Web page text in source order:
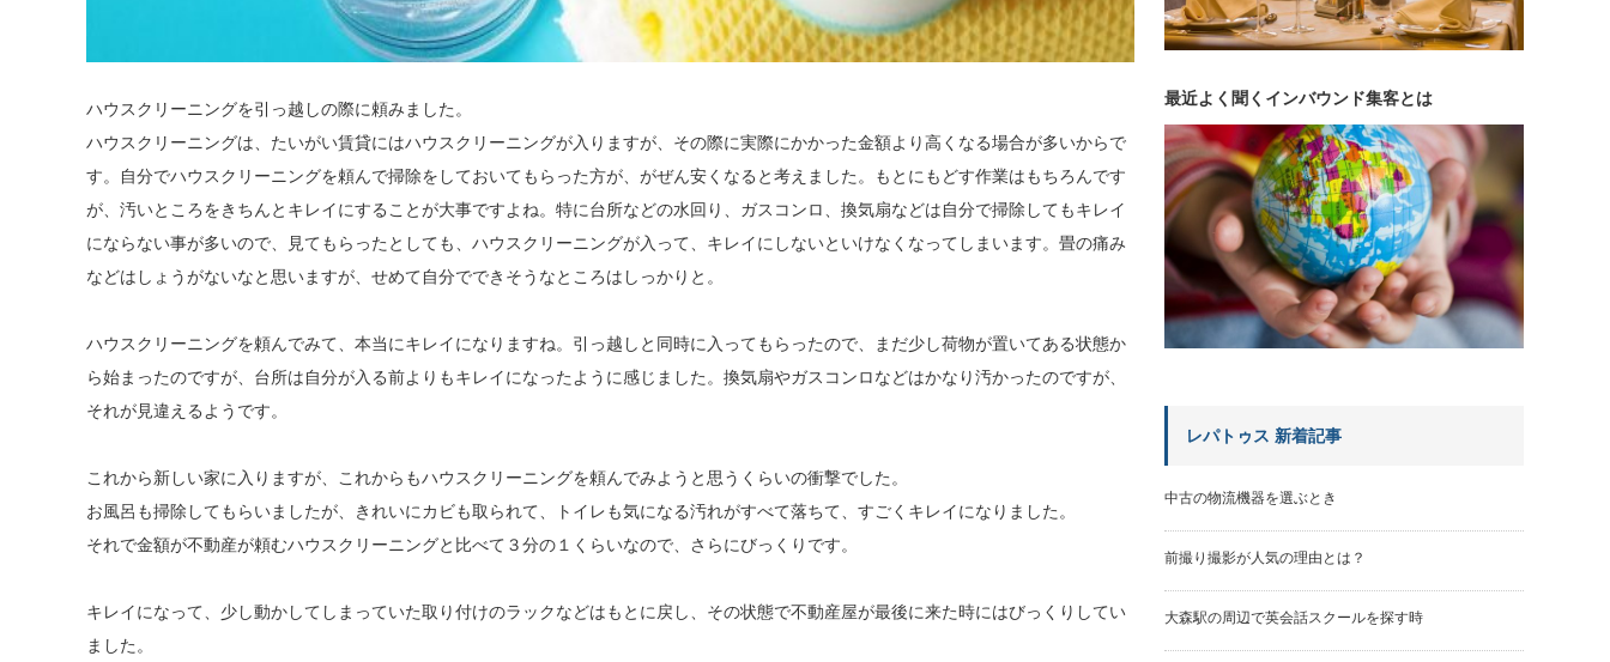
ハウスクリーニングを引っ越しの際に頼みました。
ハウスクリーニングは、たいがい賃貸にはハウスクリーニングが入りますが、その際に実際にかかった金額より高くなる場合が多いからで
す。自分でハウスクリーニングを頼んで掃除をしておいてもらった方が、がぜん安くなると考えました。もとにもどす作業はもちろんです
が、汚いところをきちんとキレイにすることが大事ですよね。特に台所などの水回り、ガスコンロ、換気扇などは自分で掃除してもキレイ
にならない事が多いので、見てもらったとしても、ハウスクリーニングが入って、キレイにしないといけなくなってしまいます。畳の痛み
などはしょうがないなと思いますが、せめて自分でできそうなところはしっかりと。
ハウスクリーニングを頼んでみて、本当にキレイになりますね。引っ越しと同時に入ってもらったので、まだ少し荷物が置いてある状態か
ら始まったのですが、台所は自分が入る前よりもキレイになったように感じました。換気扇やガスコンロなどはかなり汚かったのですが、
それが見違えるようです。
これから新しい家に入りますが、これからもハウスクリーニングを頼んでみようと思うくらいの衝撃でした。
お風呂も掃除してもらいましたが、きれいにカビも取られて、トイレも気になる汚れがすべて落ちて、すごくキレイになりました。
それで金額が不動産が頼むハウスクリーニングと比べて３分の１くらいなので、さらにびっくりです。
キレイになって、少し動かしてしまっていた取り付けのラックなどはもとに戻し、その状態で不動産屋が最後に来た時にはびっくりしてい
ました。
最近よく聞くインバウンド集客とは
レパトゥス 新着記事
中古の物流機器を選ぶとき
前撮り撮影が人気の理由とは？
大森駅の周辺で英会話スクールを探す時